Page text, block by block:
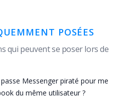
POSÉES
qui peuvent se poser lors de
Messenger piraté pour me
du même utilisateur ?